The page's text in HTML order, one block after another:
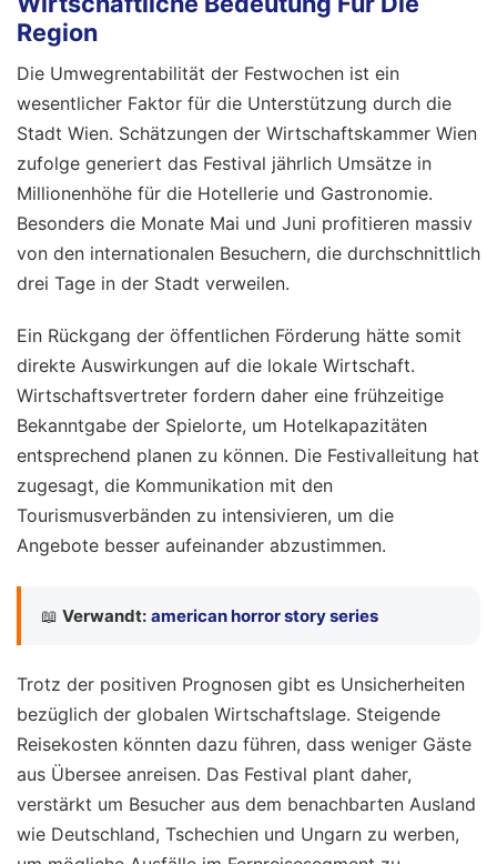
Region
Die Umwegrentabilität der Festwochen ist ein
wesentlicher Faktor für die Unterstützung durch die
Stadt Wien. Schätzungen der Wirtschaftskammer Wien
zufolge generiert das Festival jährlich Umsätze in
Millionenhöhe für die Hotellerie und Gastronomie.
Besonders die Monate Mai und Juni profitieren massiv
von den internationalen Besuchern, die durchschnittlich
drei Tage in der Stadt verweilen.
Ein Rückgang der öffentlichen Förderung hätte somit
direkte Auswirkungen auf die lokale Wirtschaft.
Wirtschaftsvertreter fordern daher eine frühzeitige
Bekanntgabe der Spielorte, um Hotelkapazitäten
entsprechend planen zu können. Die Festivalleitung hat
zugesagt, die Kommunikation mit den
Tourismusverbänden zu intensivieren, um die
Angebote besser aufeinander abzustimmen.
📖 Verwandt: american horror story series
Trotz der positiven Prognosen gibt es Unsicherheiten
bezüglich der globalen Wirtschaftslage. Steigende
Reisekosten könnten dazu führen, dass weniger Gäste
aus Übersee anreisen. Das Festival plant daher,
verstärkt um Besucher aus dem benachbarten Ausland
wie Deutschland, Tschechien und Ungarn zu werben,